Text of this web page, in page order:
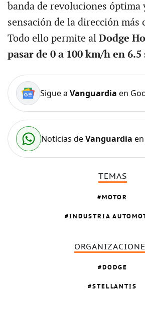
banda de revoluciones óptima
sensación de la dirección más
Todo ello permite al Dodge
pasar de 0 a 100 km/h en 6.5
Sigue a Vanguardia en
Noticias deVanguardia
TEMAS
MOTOR
INDUSTRIA
DODGE
STELLANTIS